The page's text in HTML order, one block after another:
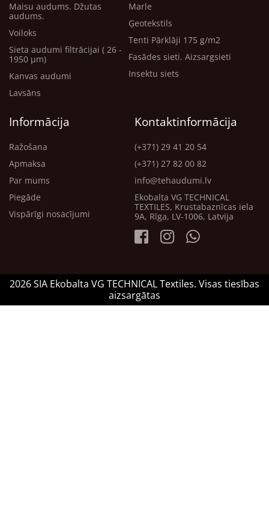
Maisu audums. Džutas
audums.
Voiloks
Sieta audumi filtrācijai ( 26 -
1950 μm)
Kanvas audumi
Lavsāns
Marle
Ģeotekstils
Tenti Pārklāji 175 g/m2
Fasādes sieti. Aizsargsieti
Insektu siets
Informācija
Ražošana
Apmaksa
Par mums
Piegāde
Vispārīgi nosacījumi
Kontaktinformācija
(+371) 29 41 20 54
(+371) 27 82 00 82
info@tehaudumi.lv
Ekobalta VG TECHNICAL
TEXTILES, Krustabaznīcas iela
9A, Rīga, LV-1006, Latvija
2026 SIA Ekobalta VG TECHNICAL Textiles. Visas tiesības
aizsargātas